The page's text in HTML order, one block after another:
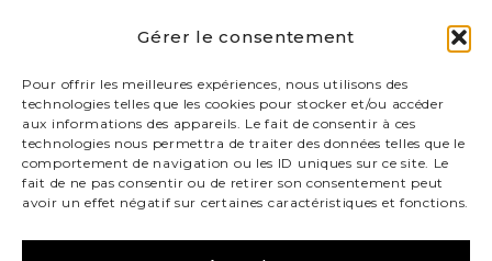
Gérer le consentement
Pour offrir les meilleures expériences, nous utilisons des
technologies telles que les cookies pour stocker et/ou accéder
aux informations des appareils. Le fait de consentir à ces
technologies nous permettra de traiter des données telles que le
comportement de navigation ou les ID uniques sur ce site. Le
fait de ne pas consentir ou de retirer son consentement peut
avoir un effet négatif sur certaines caractéristiques et fonctions.
Technique
Huile sur toile
Dimension